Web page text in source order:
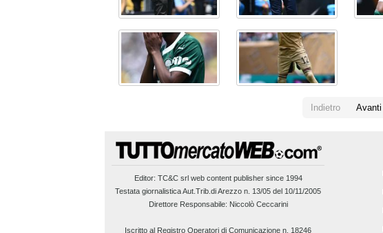
Indietro Avanti
Editor: TC&C srlweb content publisher since 1994
Testata giornalistica Aut.Trib.di Arezzo n. 13/05 del 10/11/2005
Direttore Responsabile: Niccolò Ceccarini
Iscritto al Registro Operatori di Comunicazione n. 18246